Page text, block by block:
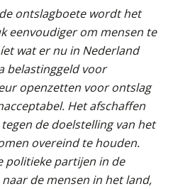
ontslagboete wordt het
eenvoudiger om mensen te
wat er nu in Nederland
belastinggeld voor
openzetten voor ontslag
Het afschaffen
de doelstelling van het
overeind te houden.
politieke partijen in de
de mensen in het land,
Summercourse Impact en invloed van AI op de salarisverwerking (verdieping)
Online Vakopleiding Payroll Services (VPS)
VPS (NIRPA PE)
Praehep